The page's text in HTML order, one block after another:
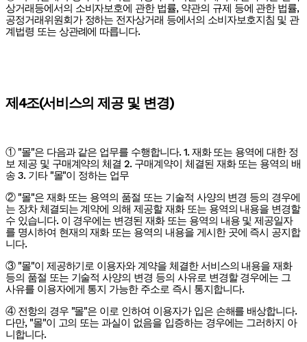
상거래등에서의 소비자보호에 관한 법률, 약관의 규제 등에 관한 법률,
공정거래위원회가 정하는 전자상거래 등에서의 소비자보호지침 및 관
계법령 또는 상관례에 따릅니다.
제4조(서비스의 제공 및 변경)
① "몰"은 다음과 같은 업무를 수행합니다. 1. 재화 또는 용역에 대한 정
보 제공 및 구매계약의 체결 2. 구매계약이 체결된 재화 또는 용역의 배
송 3. 기타 "몰"이 정하는 업무
② "몰"은 재화 또는 용역의 품절 또는 기술적 사양의 변경 등의 경우에
는 장차 체결되는 계약에 의해 제공할 재화 또는 용역의 내용을 변경할
수 있습니다. 이 경우에는 변경된 재화 또는 용역의 내용 및 제공일자
를 명시하여 현재의 재화 또는 용역의 내용을 게시한 곳에 즉시 공지합
니다.
③ "몰"이 제공하기로 이용자와 계약을 체결한 서비스의 내용을 재화
등의 품절 또는 기술적 사양의 변경 등의 사유로 변경할 경우에는 그
사유를 이용자에게 통지 가능한 주소로 즉시 통지합니다.
④ 전항의 경우 "몰"은 이로 인하여 이용자가 입은 손해를 배상합니다.
다만, "몰"이 고의 또는 과실이 없음을 입증하는 경우에는 그러하지 아
니합니다.